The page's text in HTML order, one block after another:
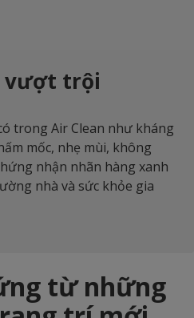
vượt trội
trong Air Clean như kháng
mốc, nhẹ mùi, không
nhận nhãn hàng xanh
nhà và sức khỏe gia
từ những